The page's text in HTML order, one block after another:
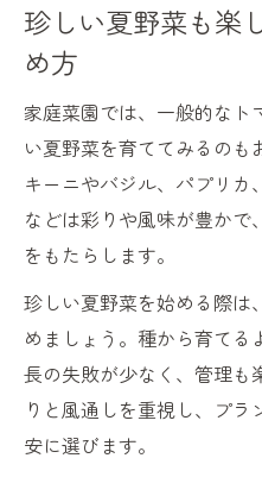
珍しい夏野菜も楽
め方
家庭菜園では、一般的なト
い夏野菜を育ててみるのも
キーニやバジル、パプリカ
などは彩りや風味が豊か
をもたらします。
珍しい夏野菜を始める際は
めましょう。種から育て
長の失敗が少なく、管理も
りと風通しを重視し、プラ
安に選びます。